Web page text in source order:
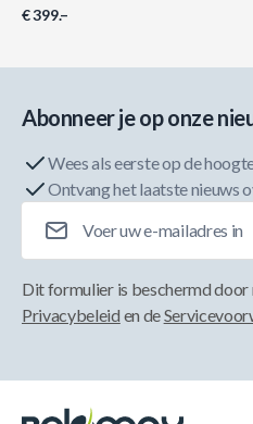
€ 399.–
Abonneer je op onze
Wees als eerste op de
Ontvang het laatste nieuws
Dit formulier is beschermd
Privacybeleid en de